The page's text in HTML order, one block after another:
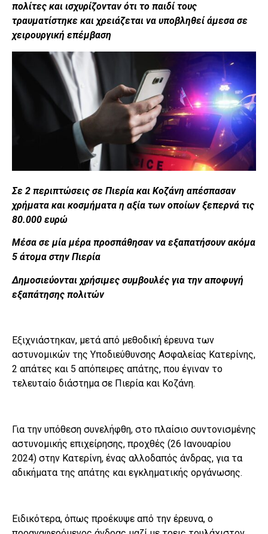
πολίτες και ισχυρίζονταν ότι το παιδί τους
τραυματίστηκε και χρειάζεται να υποβληθεί άμεσα σε
χειρουργική επέμβαση
Σε 2 περιπτώσεις σε Πιερία και Κοζάνη απέσπασαν
χρήματα και κοσμήματα η αξία των οποίων ξεπερνά τις
80.000 ευρώ
Μέσα σε μία μέρα προσπάθησαν να εξαπατήσουν ακόμα
5 άτομα στην Πιερία
Δημοσιεύονται χρήσιμες συμβουλές για την αποφυγή
εξαπάτησης πολιτών
Εξιχνιάστηκαν, μετά από μεθοδική έρευνα των
αστυνομικών της Υποδιεύθυνσης Ασφαλείας Κατερίνης,
2 απάτες και 5 απόπειρες απάτης, που έγιναν το
τελευταίο διάστημα σε Πιερία και Κοζάνη.
Για την υπόθεση συνελήφθη, στο πλαίσιο συντονισμένης
αστυνομικής επιχείρησης, προχθές (26 Ιανουαρίου
2024) στην Κατερίνη, ένας αλλοδαπός άνδρας, για τα
αδικήματα της απάτης και εγκληματικής οργάνωσης.
Ειδικότερα, όπως προέκυψε από την έρευνα, ο